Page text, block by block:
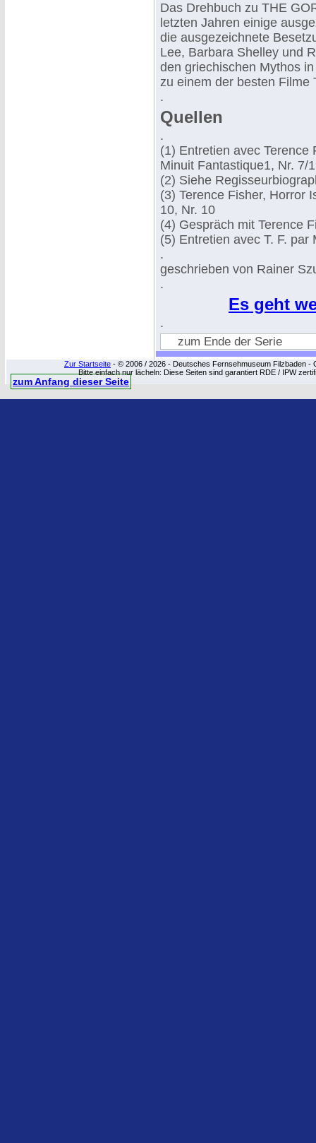
Das Drehbuch zu THE
letzten Jahren einige
die ausgezeichnete
Lee, Barbara Shelley und
den griechischen Mythos
zu einem der besten Filme
.
Quellen
.
(1) Entretien avec Terence
Minuit Fantastique1, Nr. 7/
(2) Siehe
(3) Terence Fisher, Horror
10, Nr. 10
(4) Gespräch mit Terence
(5) Entretien avec T. F. par
.
geschrieben von Rainer
.
Es geht
.
zum Ende der Serie
Zur Startseite - © 2006 / 2026 - Deutsches Fernsehmuseum Filzbaden -
Bitte einfach nur lächeln: Diese Seiten sind garantiert RDE / IPW
zum Anfang dieser Seite